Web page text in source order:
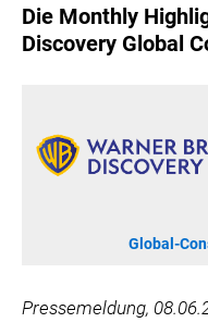
PROF. GEORGE BIRKMAYER
SONOS DE
K5 FACTORY
Die Monthly
Discovery Global
Global-
Pressemeldung,